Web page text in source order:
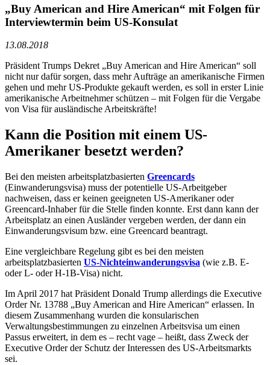
„Buy American and Hire American“ mit Folgen für
Interviewtermin beim US-Konsulat
13.08.2018
Präsident Trumps Dekret „Buy American and Hire American“ soll
nicht nur dafür sorgen, dass mehr Aufträge an amerikanische Firmen
gehen und mehr US-Produkte gekauft werden, es soll in erster Linie
amerikanische Arbeitnehmer schützen – mit Folgen für die Vergabe
von Visa für ausländische Arbeitskräfte!
Kann die Position mit einem US-
Amerikaner besetzt werden?
Bei den meisten arbeitsplatzbasierten Greencards
(Einwanderungsvisa) muss der potentielle US-Arbeitgeber
nachweisen, dass er keinen geeigneten US-Amerikaner oder
Greencard-Inhaber für die Stelle finden konnte. Erst dann kann der
Arbeitsplatz an einen Ausländer vergeben werden, der dann ein
Einwanderungsvisum bzw. eine Greencard beantragt.
Eine vergleichbare Regelung gibt es bei den meisten
arbeitsplatzbasierten US-Nichteinwanderungsvisa (wie z.B. E-
oder L- oder H-1B-Visa) nicht.
Im April 2017 hat Präsident Donald Trump allerdings die Executive
Order Nr. 13788 „Buy American and Hire American“ erlassen. In
diesem Zusammenhang wurden die konsularischen
Verwaltungsbestimmungen zu einzelnen Arbeitsvisa um einen
Passus erweitert, in dem es – recht vage – heißt, dass Zweck der
Executive Order der Schutz der Interessen des US-Arbeitsmarkts
sei.